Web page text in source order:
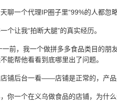
聊一个代理IP圈子里“99%的人都
个让我“拍断大腿”的真实经历。
一前，我一个做拼多多食品类目的
能帮他看看到底哪里出了问题。
铺后台一看——店铺是正常的，产
你一个在义乌做食品的店铺，为什